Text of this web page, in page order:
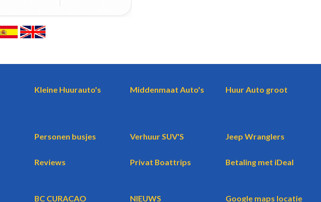
Kleine Huurauto's Middenmaat Auto's Huur Auto groot
Personen busjes Verhuur SUV'S Jeep Wranglers
Reviews Privat Boattrips Betaling met iDeal
BC CURACAO NIEUWS Google maps locatie